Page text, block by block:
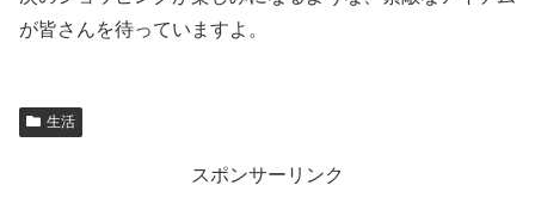
が皆さんを待っていますよ。
生活
スポンサーリンク